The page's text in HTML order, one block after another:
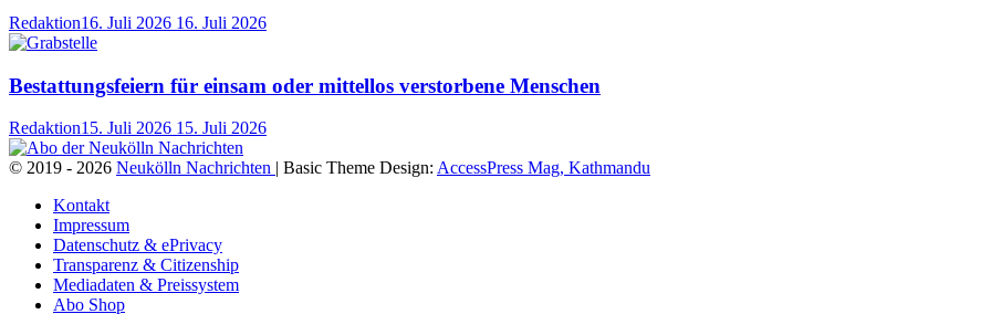
Redaktion16. Juli 2026 16. Juli 2026
Bestattungsfeiern für einsam oder mittellos verstorbene Menschen
Redaktion15. Juli 2026 15. Juli 2026
© 2019 - 2026 Neukölln Nachrichten | Basic Theme Design: AccessPress Mag, Kathmandu
Kontakt
Impressum
Datenschutz & ePrivacy
Transparenz & Citizenship
Mediadaten & Preissystem
Abo Shop